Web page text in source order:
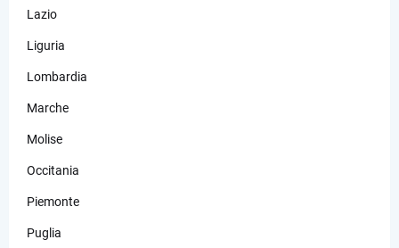
Lazio
Liguria
Lombardia
Marche
Molise
Occitania
Piemonte
Puglia